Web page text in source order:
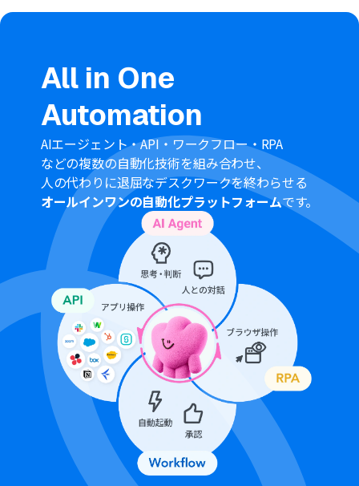
SlackとYoomを連携してください。
ください。
All in One
Automation
AIエージェント・API・ワークフロー・RPA
などの複数の自動化技術を組み合わせ、
人の代わりに退屈なデスクワークを終わらせる
オールインワンの自動化プラットフォームです。